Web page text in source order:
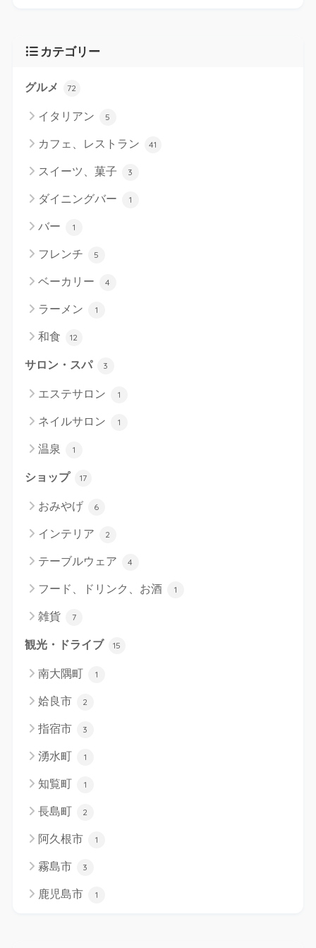
カテゴリー
グルメ 72
イタリアン 5
カフェ、レストラン 41
スイーツ、菓子 3
ダイニングバー 1
バー 1
フレンチ 5
ベーカリー 4
ラーメン 1
和食 12
サロン・スパ 3
エステサロン 1
ネイルサロン 1
温泉 1
ショップ 17
おみやげ 6
インテリア 2
テーブルウェア 4
フード、ドリンク、お酒 1
雑貨 7
観光・ドライブ 15
南大隅町 1
姶良市 2
指宿市 3
湧水町 1
知覧町 1
長島町 2
阿久根市 1
霧島市 3
鹿児島市 1